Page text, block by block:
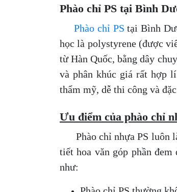
Phào chỉ PS tại Bình
Phào chỉ PS tại Bình
học là polystyrene (được
từ Hàn Quốc, bằng dây
và phân khúc giá rất hợp
thẩm mỹ, dễ thi công và
Ưu điểm của phào chỉ
Phào chỉ nhựa PS luôn
tiết hoa văn góp phần
như: